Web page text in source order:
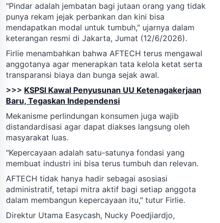
"Pindar adalah jembatan bagi jutaan orang yang tidak
punya rekam jejak perbankan dan kini bisa
mendapatkan modal untuk tumbuh," ujarnya dalam
keterangan resmi di Jakarta, Jumat (12/6/2026).
Firlie menambahkan bahwa AFTECH terus mengawal
anggotanya agar menerapkan tata kelola ketat serta
transparansi biaya dan bunga sejak awal.
>>> KSPSI Kawal Penyusunan UU Ketenagakerjaan
Baru, Tegaskan Independensi
Mekanisme perlindungan konsumen juga wajib
distandardisasi agar dapat diakses langsung oleh
masyarakat luas.
"Kepercayaan adalah satu-satunya fondasi yang
membuat industri ini bisa terus tumbuh dan relevan.
AFTECH tidak hanya hadir sebagai asosiasi
administratif, tetapi mitra aktif bagi setiap anggota
dalam membangun kepercayaan itu," tutur Firlie.
Direktur Utama Easycash, Nucky Poedjiardjo,